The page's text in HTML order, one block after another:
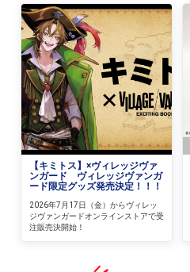
【キミトス】×ヴィレッジヴァ
ンガード ヴィレッジヴァンガ
ード限定グッズ発売決定！！！
2026年7月17日（金）からヴィレッ
ジヴァンガードオンラインストアで受
注販売決開始！